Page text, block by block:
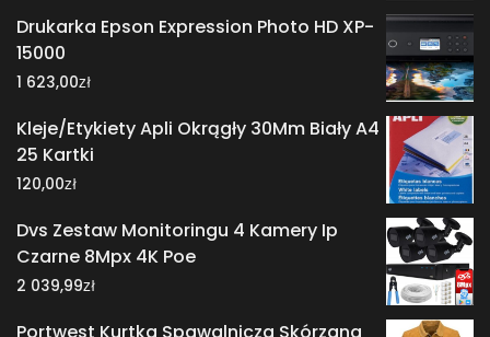
Drukarka Epson Expression Photo HD XP-
15000
1 623,00zł
Kleje/Etykiety Apli Okrągły 30Mm Biały A4
25 Kartki
120,00zł
Dvs Zestaw Monitoringu 4 Kamery Ip
Czarne 8Mpx 4K Poe
2 039,99zł
Portwest Kurtka Spawalnicza Skórzana